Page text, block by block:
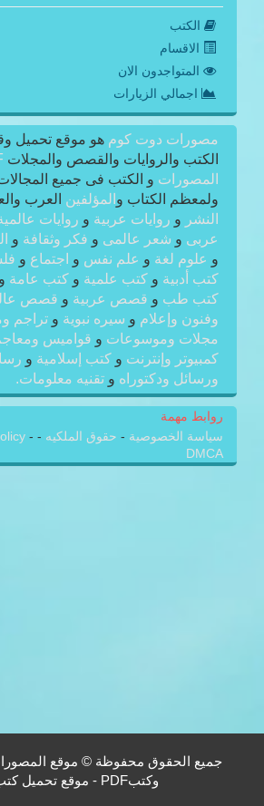
الكتب
الاقسام
المتواجدون الان
اجمالي الزيارات
مصورات دوت كوم هو موقع تحميل
الكتب والروايات والقصص والمجلات
المصورات و الكتب فى جميع
ولمعظم الكتاب و المؤلفين العرب
النشر و روايات عربية و روايات
عربى و شعر عالمى و فكر وثقافة و
و علوم لغة و علم نفس و اجتماع و
كتب أدبية و كتب علمية و كتب عامة و
كتب طب و قصص عربية و قصص
وفنون وإعلام و سيره نبوية و تراجم
مجلات وموسوعات و قواميس
كمبيوتر وإنترنت و كتب إسلامية و
ورسائل ودكتوراه و تقنيه معلومات.
روابط مهمة
سياسة الخصوصية - حقوق الملكيه -
-
DMCA
جميع الحقوق محفوظة © موقع
وكتبPDF - موقع تحميل كتب PDF